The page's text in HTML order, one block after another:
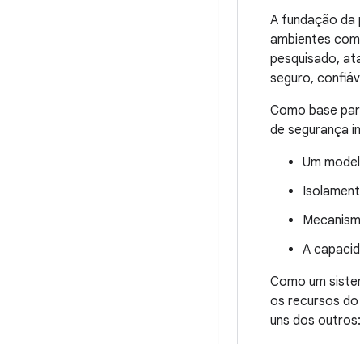
A fundação da
ambientes
pesquisado,
seguro,
Como base
de segurança
Um
A
Como um
os recursos
uns dos outros: